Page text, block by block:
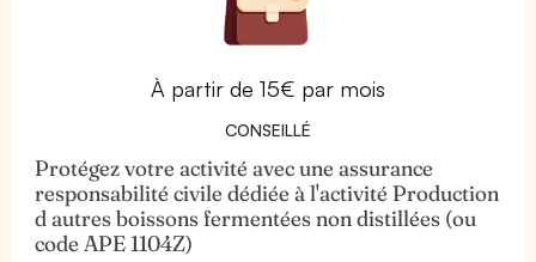
À partir de 15€ par mois
CONSEILLÉ
Protégez votre activité avec une assurance
responsabilité civile dédiée à l'activité Production
d autres boissons fermentées non distillées (ou
code APE 1104Z)